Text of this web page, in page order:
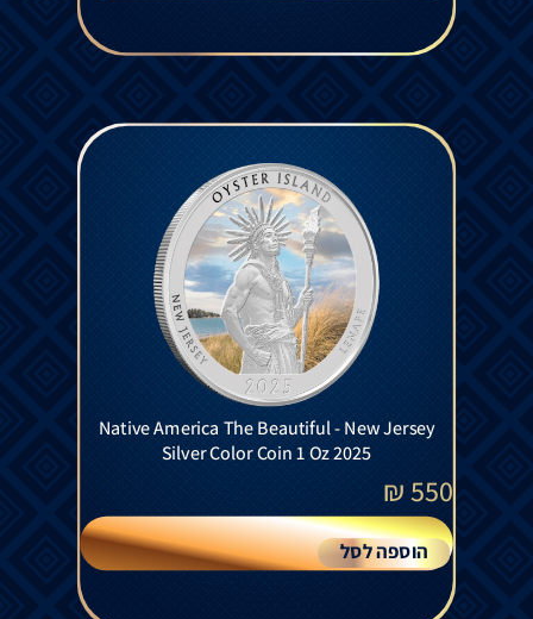
Native America The Beautiful - New Jersey
Silver Color Coin 1 Oz 2025
550
₪
הוספה לסל